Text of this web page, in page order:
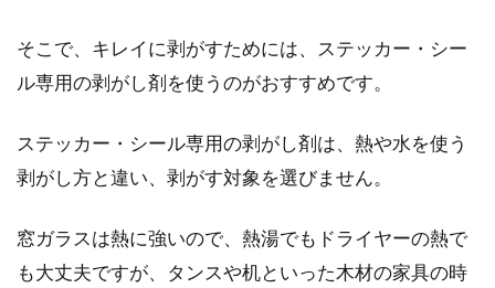
そこで、キレイに剥がすためには、ステッカー・シー
ル専用の剥がし剤を使うのがおすすめです。
ステッカー・シール専用の剥がし剤は、熱や水を使う
剥がし方と違い、剥がす対象を選びません。
窓ガラスは熱に強いので、熱湯でもドライヤーの熱で
も大丈夫ですが、タンスや机といった木材の家具の時